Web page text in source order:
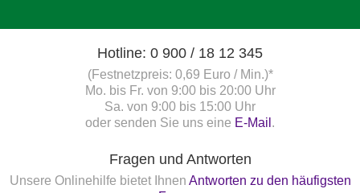
Hotline: 0 900 / 18 12 345
(Festnetzpreis: 0,69 Euro / Min.)*
Mo. bis Fr. von 9:00 bis 20:00 Uhr
Sa. von 9:00 bis 15:00 Uhr
oder senden Sie uns eine E-Mail .
Fragen und Antworten
Unsere Onlinehilfe bietet Ihnen Antworten zu den häufigsten